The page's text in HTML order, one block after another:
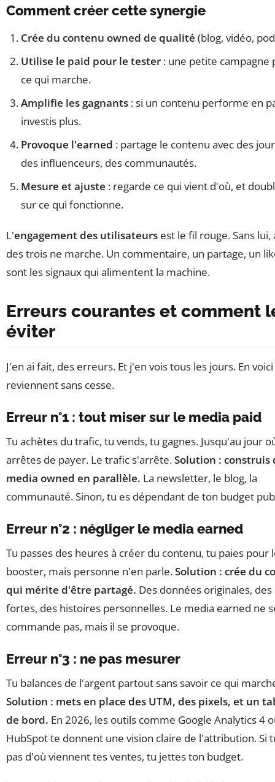
Comment créer cette synergie
Crée du contenu owned de qualité (blog, vidéo,
Utilise le paid pour le tester : une petite campagne
ce qui marche.
Amplifie les gagnants : si un contenu performe en
investis plus.
Provoque l'earned : partage le contenu avec des
des influenceurs, des communautés.
Mesure et ajuste : regarde ce qui vient d'où, et
sur ce qui fonctionne.
L'engagement des utilisateurs est le fil rouge. Sans lui,
des trois ne marche. Un commentaire, un partage, un
sont les signaux qui alimentent la machine.
Erreurs courantes et comment
éviter
J'en ai fait, des erreurs. Et j'en vois tous les jours. En
reviennent sans cesse.
Erreur n°1 : tout miser sur le media paid
Tu achètes du trafic, tu vends, tu gagnes. Jusqu'au jour
arrêtes de payer. Le trafic s'arrête.Solution : construis
media owned en parallèle. La newsletter, le blog, la
communauté. Sinon, tu es dépendant de ton budget
Erreur n°2 : négliger le media earned
Tu passes des heures à créer du contenu, tu paies pour
booster, mais personne n'en parle.Solution : crée du
qui mérite d'être partagé. Des données originales,
fortes, des histoires personnelles. Le media earned ne
commande pas, mais il se provoque.
Erreur n°3 : ne pas mesurer
Tu balances de l'argent partout sans savoir ce qui
Solution : mets en place des UTM, des pixels, et un
de bord. En 2026, les outils comme Google Analytics 4
HubSpot te donnent une vision claire de l'attribution. Si
pas d'où viennent tes ventes, tu jettes ton budget.